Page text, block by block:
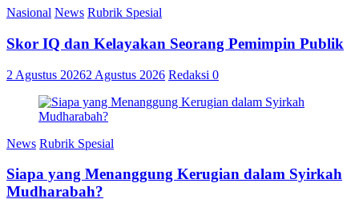
Nasional News Rubrik Spesial
Skor IQ dan Kelayakan Seorang Pemimpin Publik
2 Agustus 20262 Agustus 2026 Redaksi 0
News Rubrik Spesial
Siapa yang Menanggung Kerugian dalam Syirkah
Mudharabah?